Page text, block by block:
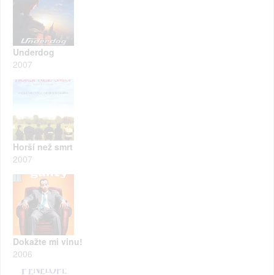
Underdog
2007
Horší než smrt
2007
Dokažte mi vinu!
2006